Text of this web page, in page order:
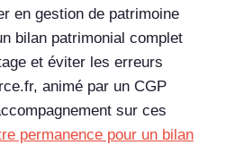
en gestion de patrimoine
bilan patrimonial complet
et éviter les erreurs
animé par un CGP
sur ces
permanence pour un bilan